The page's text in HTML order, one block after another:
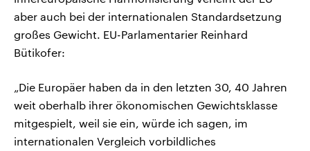
aber auch bei der internationalen Standardsetzung
großes Gewicht. EU-Parlamentarier Reinhard
Bütikofer:
„Die Europäer haben da in den letzten 30, 40 Jahren
weit oberhalb ihrer ökonomischen Gewichtsklasse
mitgespielt, weil sie ein, würde ich sagen, im
internationalen Vergleich vorbildliches